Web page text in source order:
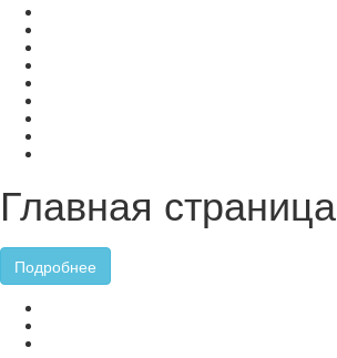
Главная страница
Подробнее